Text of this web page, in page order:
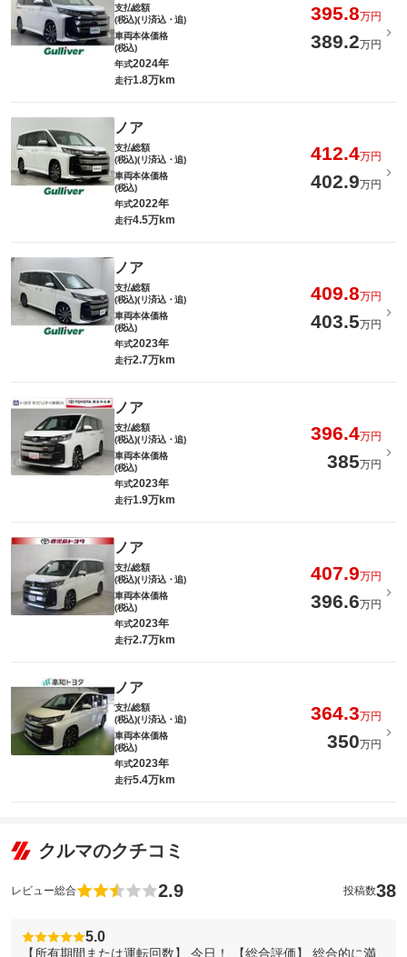
支払総額
(税込)(リ済込・追)
395.8万円
車両本体価格
(税込)
389.2万円
年式2024年
走行1.8万km
ノア
支払総額
(税込)(リ済込・追)
412.4万円
車両本体価格
(税込)
402.9万円
年式2022年
走行4.5万km
ノア
支払総額
(税込)(リ済込・追)
409.8万円
車両本体価格
(税込)
403.5万円
年式2023年
走行2.7万km
ノア
支払総額
(税込)(リ済込・追)
396.4万円
車両本体価格
(税込)
385万円
年式2023年
走行1.9万km
ノア
支払総額
(税込)(リ済込・追)
407.9万円
車両本体価格
(税込)
396.6万円
年式2023年
走行2.7万km
ノア
支払総額
(税込)(リ済込・追)
364.3万円
車両本体価格
(税込)
350万円
年式2023年
走行5.4万km
クルマのクチコミ
レビュー総合 2.9 投稿数38
5.0
【所有期間または運転回数】 今日！ 【総合評価】 総合的に満